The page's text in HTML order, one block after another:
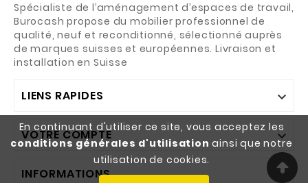
En continuant d'utiliser ce site, vous acceptez les
conditions générales d'utilisation ainsi que notre
utilisation de cookies.
Spécialiste de l’aménagement d’espaces de travail,
Burocash propose du mobilier professionnel de
qualité, neuf et reconditionné, sélectionné auprès
de marques suisses et européennes. Livraison et
installation en Suisse
LIENS RAPIDES 
VOTRE COMPTE 
INFORMATIONS 